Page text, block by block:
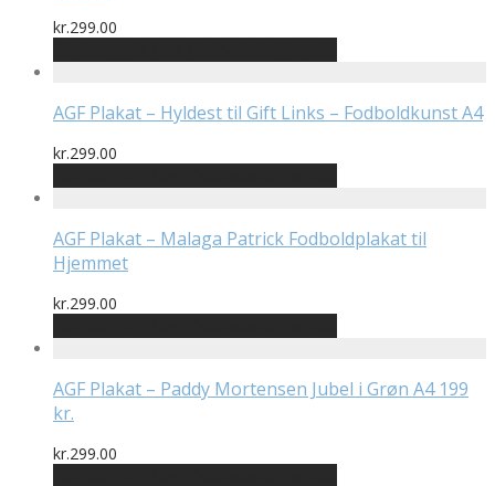
kr.299.00
AGF Plakat – Hyldest til Gift Links – Fodboldkunst A4
kr.299.00
AGF Plakat – Malaga Patrick Fodboldplakat til
Hjemmet
kr.299.00
AGF Plakat – Paddy Mortensen Jubel i Grøn A4 199
kr.
kr.299.00